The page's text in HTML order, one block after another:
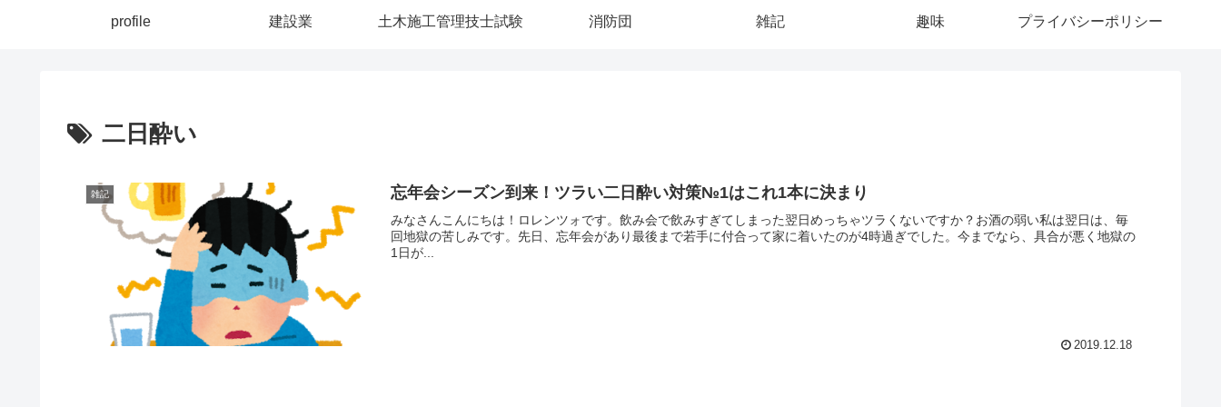
profile 建設業 土木施工管理技士試験 消防団 雑記 趣味 プライバシーポリシー
二日酔い
雑記 忘年会シーズン到来！ツラい二日酔い対策№1はこれ1本に決まり
みなさんこんにちは！ロレンツォです。飲み会で飲みすぎてしまった翌日めっちゃツラくないですか？お酒の弱い私は翌日は、毎
回地獄の苦しみです。先日、忘年会があり最後まで若手に付合って家に着いたのが4時過ぎでした。今までなら、具合が悪く地獄の
1日が...
2019.12.18